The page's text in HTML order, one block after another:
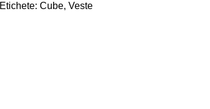
Etichete: Cube, Veste